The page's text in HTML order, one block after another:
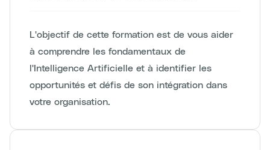
L'objectif de cette formation est de vous aider
à comprendre les fondamentaux de
l'Intelligence Artificielle et à identifier les
opportunités et défis de son intégration dans
votre organisation.